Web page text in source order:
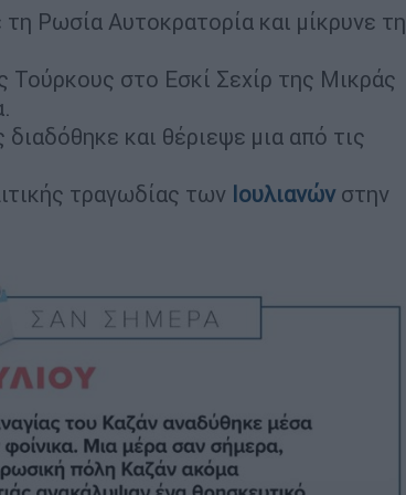
Ρωσία Αυτοκρατορία και μίκρυνε τη
Τούρκους στο Εσκί Σεχίρ της Μικράς
και θέριεψε μια από τις
τραγωδίας των Ιουλιανών στην